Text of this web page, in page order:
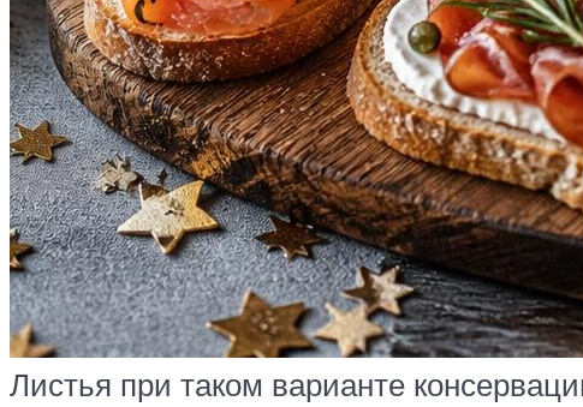
Листья при таком варианте